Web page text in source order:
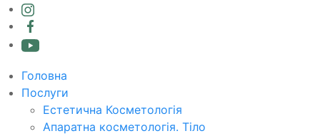
Головна
Послуги
Естетична Косметологія
Апаратна косметологія. Тіло